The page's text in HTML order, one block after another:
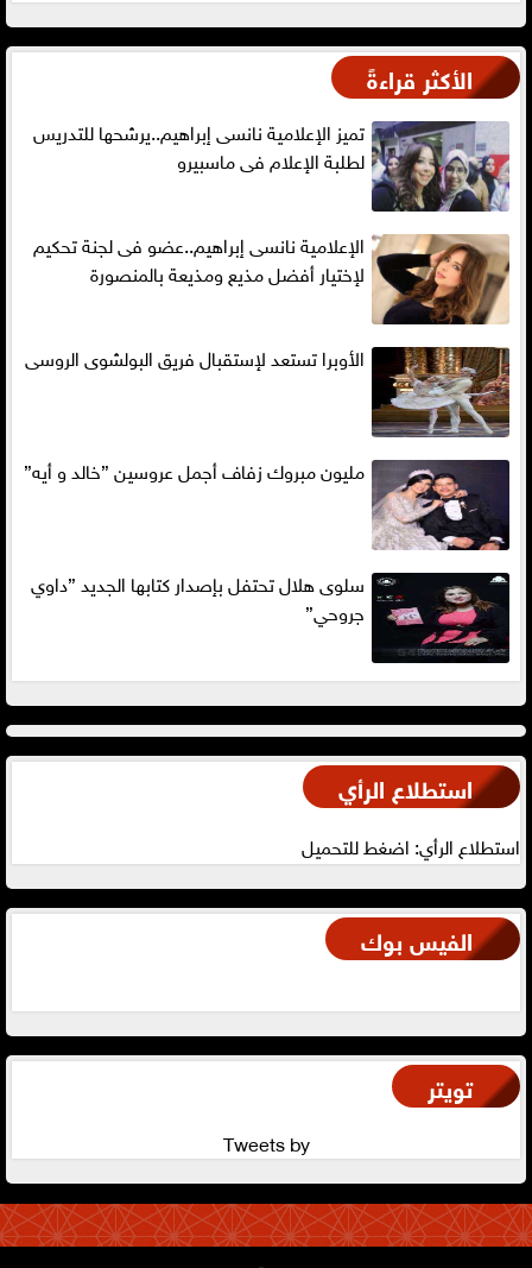
الأكثر قراءةً
تميز الإعلامية نانسى إبراهيم..يرشحها للتدريس
لطلبة الإعلام فى ماسبيرو
الإعلامية نانسى إبراهيم..عضو فى لجنة تحكيم
لإختيار أفضل مذيع ومذيعة بالمنصورة
الأوبرا تستعد لإستقبال فريق البولشوى الروسى
مليون مبروك زفاف أجمل عروسين ”خالد و أيه”
سلوى هلال تحتفل بإصدار كتابها الجديد ”داوي
جروحي”
استطلاع الرأي
استطلاع الرأي: اضغط للتحميل
الفيس بوك
تويتر
Tweets by